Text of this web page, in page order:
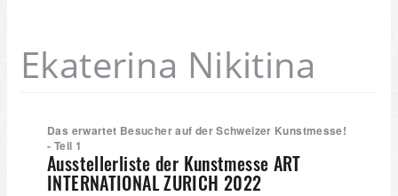
Ekaterina Nikitina
Das erwartet Besucher auf der Schweizer Kunstmesse!
- Teil 1
Ausstellerliste der Kunstmesse ART
INTERNATIONAL ZURICH 2022